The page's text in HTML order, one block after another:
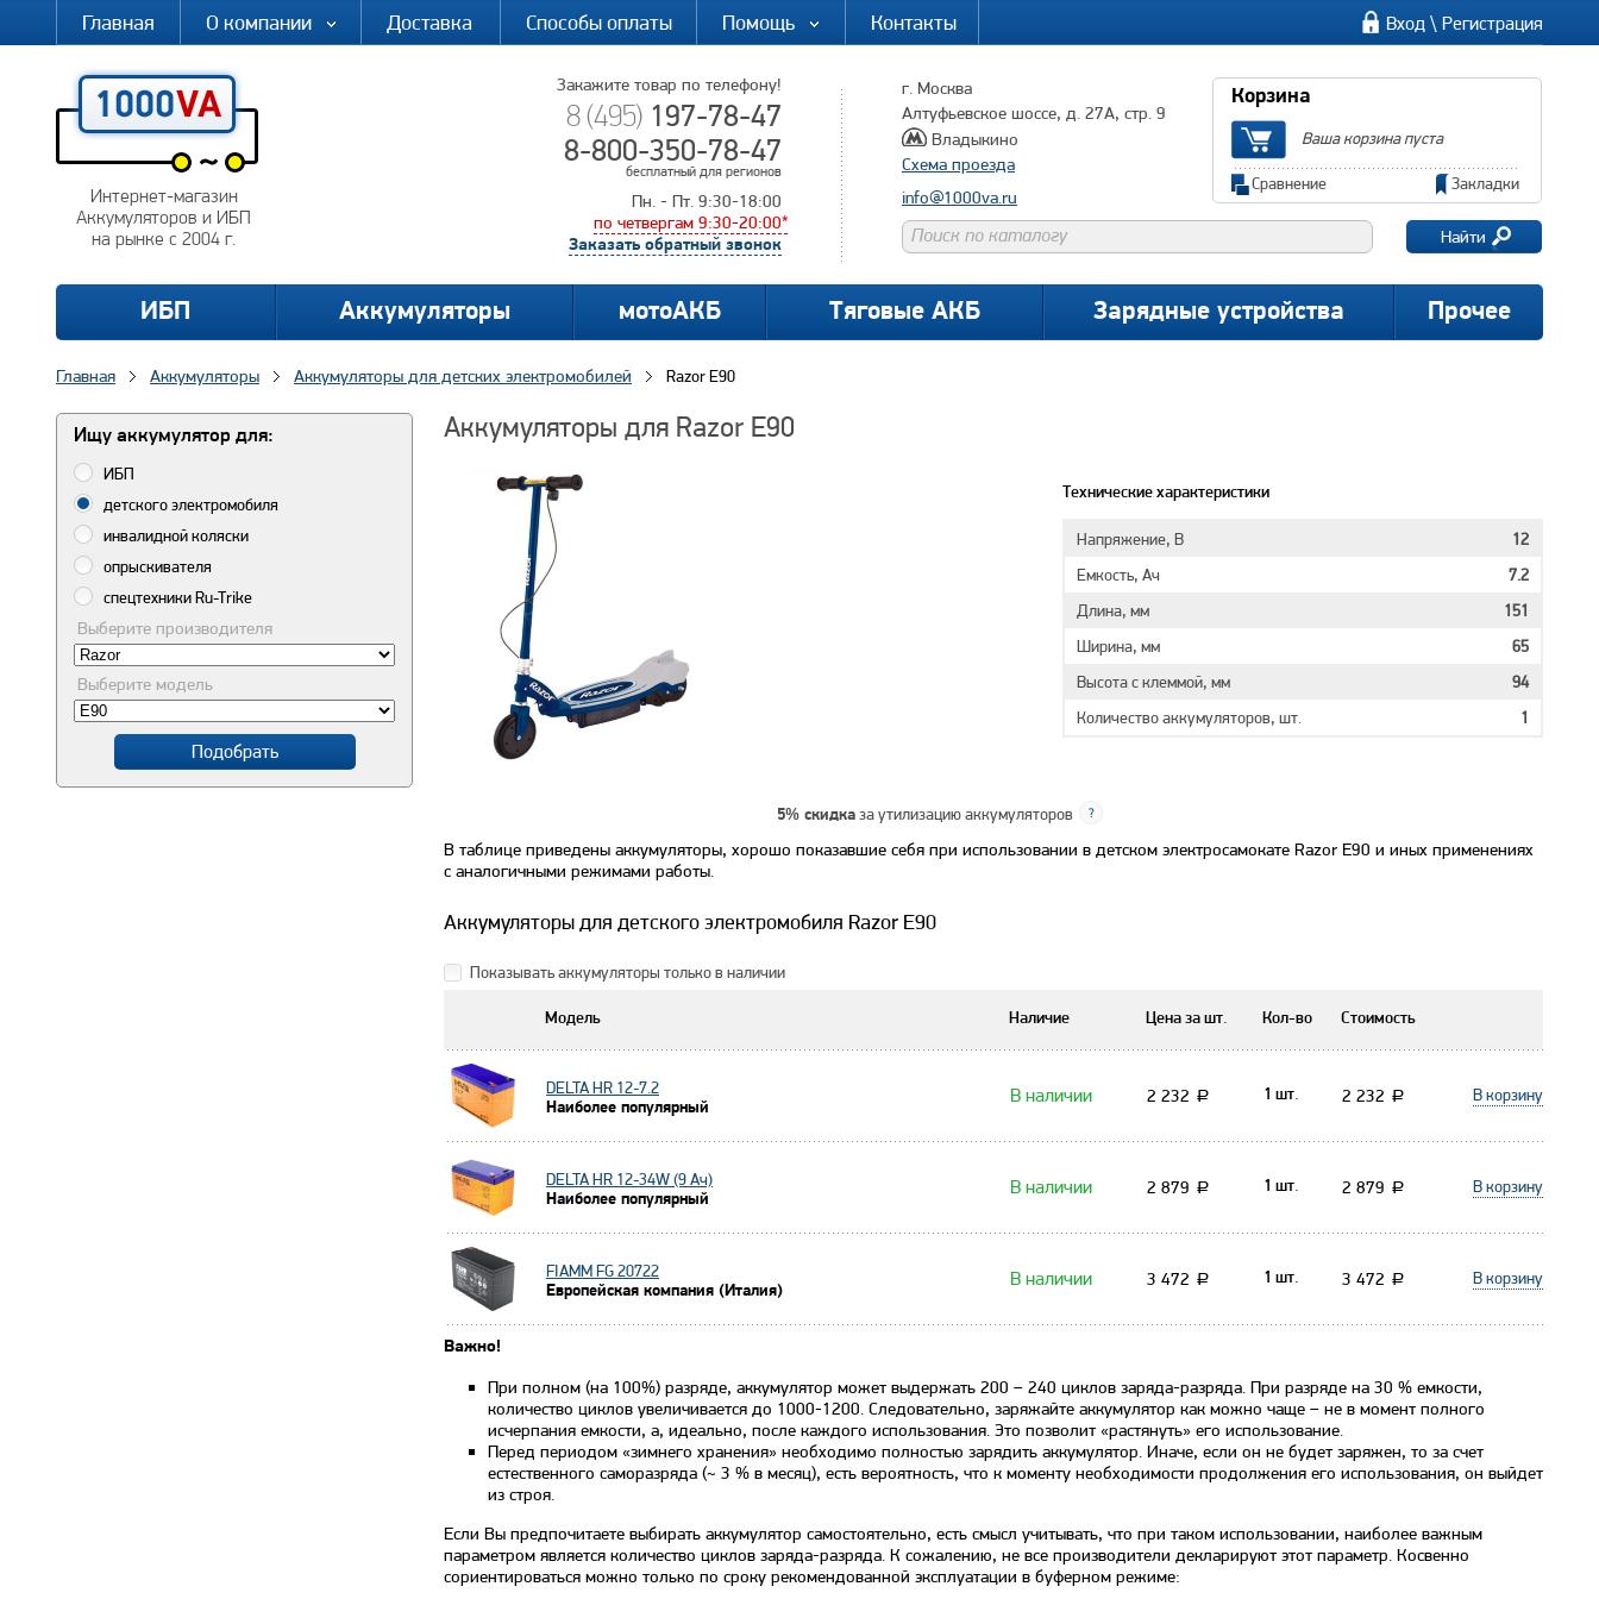
Главная О компании Доставка Способы оплаты Помощь Контакты Вход \ Регистрация
Интернет-магазин
Аккумуляторов и ИБП
на рынке с 2004 г.
Закажите товар по телефону!
8 (495) 197-78-47
8-800-350-78-47
бесплатный для регионов
Пн. - Пт. 9:30-18:00
по четвергам 9:30-20:00*
Заказать обратный звонок
г. Москва
Алтуфьевское шоссе, д. 27А, стр. 9
Владыкино
Схема проезда
info@1000va.ru
Корзина
Ваша корзина пуста
Сравнение Закладки
Найти
ИБП Аккумуляторы мотоАКБ Тяговые АКБ Зарядные устройства Прочее
Главная Аккумуляторы Аккумуляторы для детских электромобилей Razor E90
Аккумуляторы для Razor E90
Технические характеристики
Напряжение, В
12
Емкость, Ач
7.2
Длина, мм
151
Ширина, мм
65
Высота с клеммой, мм
94
Количество аккумуляторов, шт.
1
5% скидка за утилизацию аккумуляторов
В таблице приведены аккумуляторы, хорошо показавшие себя при использовании в детском электросамокате Razor E90 и иных применениях
с аналогичными режимами работы.
Аккумуляторы для детского электромобиля Razor E90
Показывать аккумуляторы только в наличии
Модель Наличие Цена за шт. Кол-во Стоимость
DELTA HR 12-7.2
Наиболее популярный
В наличии 2 232 a 1 шт. 2 232 a В корзину
DELTA HR 12-34W (9 Ач)
Наиболее популярный
В наличии 2 879 a 1 шт. 2 879 a В корзину
FIAMM FG 20722
Европейская компания (Италия)
В наличии 3 472 a 1 шт. 3 472 a В корзину
Важно!
При полном (на 100%) разряде, аккумулятор может выдержать 200 – 240 циклов заряда-разряда. При разряде на 30 % емкости,
количество циклов увеличивается до 1000-1200. Следовательно, заряжайте аккумулятор как можно чаще – не в момент полного
исчерпания емкости, а, идеально, после каждого использования. Это позволит «растянуть» его использование.
Перед периодом «зимнего хранения» необходимо полностью зарядить аккумулятор. Иначе, если он не будет заряжен, то за счет
естественного саморазряда (~ 3 % в месяц), есть вероятность, что к моменту необходимости продолжения его использования, он выйдет
из строя.
Если Вы предпочитаете выбирать аккумулятор самостоятельно, есть смысл учитывать, что при таком использовании, наиболее важным
параметром является количество циклов заряда-разряда. К сожалению, не все производители декларируют этот параметр. Косвенно
сориентироваться можно только по сроку рекомендованной эксплуатации в буферном режиме:
Ищу аккумулятор для:
ИБП
детского электромобиля
инвалидной коляски
опрыскивателя
спецтехники Ru-Trike
Выберите производителя
Выберите модель
Подобрать